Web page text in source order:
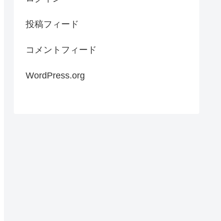
投稿フィード
コメントフィード
WordPress.org